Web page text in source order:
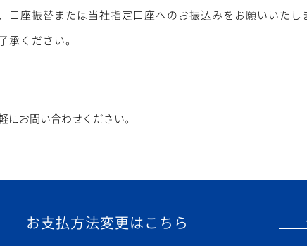
口座振替または当社指定口座へのお振込みをお願いいた
ください。
お問い合わせください。
お支払方法変更はこちら